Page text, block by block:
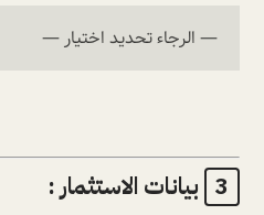
3 بيانات الاستثمار :